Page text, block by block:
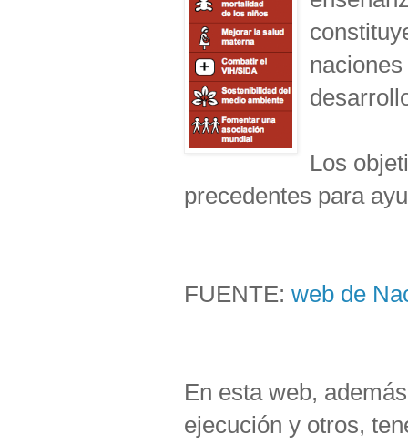
Los
precedentes para
FUENTE: web de
En esta web,
ejecución y otros,